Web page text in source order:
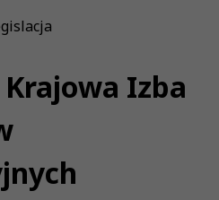
Izba